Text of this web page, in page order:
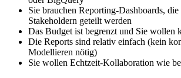
Sie brauchen Reporting-Dashboards,
Stakeholdern geteilt werden
Das Budget ist begrenzt und Sie wollen
Die Reports sind relativ einfach (kein
Modellieren nötig)
Sie wollen Echtzeit-Kollaboration wie